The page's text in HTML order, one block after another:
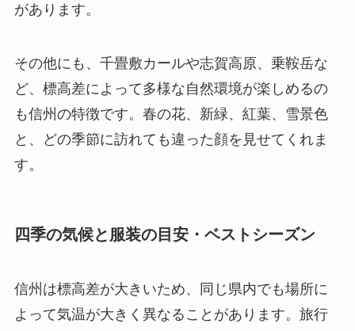
があります。
その他にも、千畳敷カールや志賀高原、乗鞍岳な
ど、標高差によって多様な自然環境が楽しめるの
も信州の特徴です。春の花、新緑、紅葉、雪景色
と、どの季節に訪れても違った顔を見せてくれま
す。
四季の気候と服装の目安・ベストシーズン
信州は標高差が大きいため、同じ県内でも場所に
よって気温が大きく異なることがあります。旅行